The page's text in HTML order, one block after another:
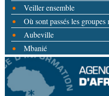
Veiller ensemble
Où sont passés les
Aubeville
Mbanié